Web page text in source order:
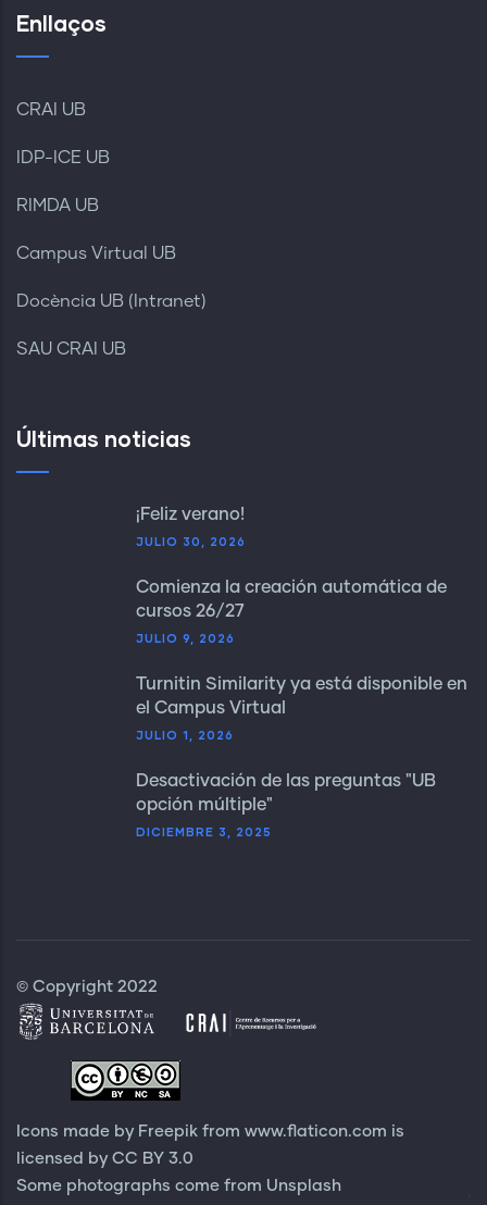
Enllaços
CRAI UB
IDP-ICE UB
RIMDA UB
Campus Virtual UB
Docència UB (Intranet)
SAU CRAI UB
Últimas noticias
¡Feliz verano!
JULIO 30, 2026
Comienza la creación automática de
cursos 26/27
JULIO 9, 2026
Turnitin Similarity ya está disponible en
el Campus Virtual
JULIO 1, 2026
Desactivación de las preguntas "UB
opción múltiple"
DICIEMBRE 3, 2025
© Copyright 2022
Icons made by Freepik from www.flaticon.com is
licensed by CC BY 3.0
Some photographs come from Unsplash